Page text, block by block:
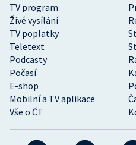
TV program
Živé vysílání
TV poplatky
Teletext
Podcasty
Počasí
E-shop
Mobilní a TV aplikace
Vše o ČT